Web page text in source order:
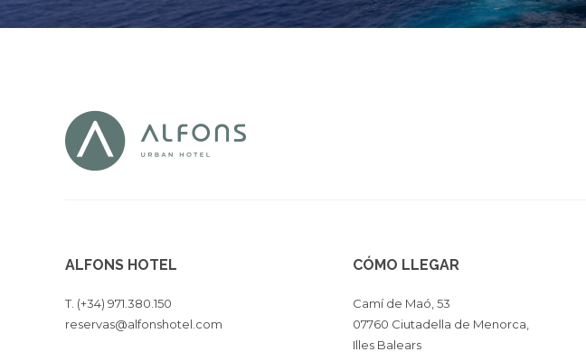
ALFONS HOTEL
T. (+34) 971.380.150
reservas@alfonshotel.com
CÓMO LLEGAR
Camí de Maó, 53
07760 Ciutadella de Menorca,
Illes Balears